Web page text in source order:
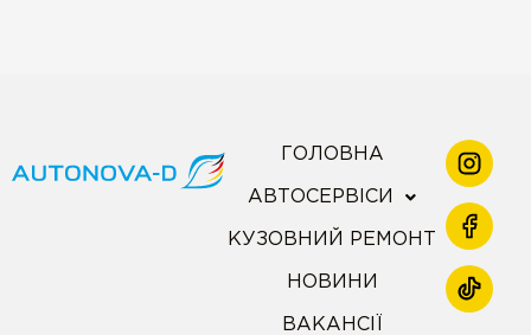
ГОЛОВНА
АВТОСЕРВІСИ
КУЗОВНИЙ РЕМОНТ
НОВИНИ
ВАКАНСІЇ